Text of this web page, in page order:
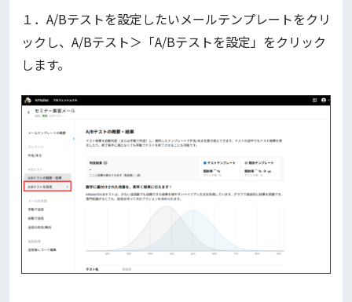
１．A/Bテストを設定したいメールテンプレートをクリ
ックし、A/Bテスト＞「A/Bテストを設定」をクリック
します。